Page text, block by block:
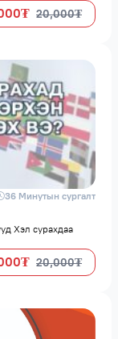
20,000₮
36 Минутын сургалт
Хэл сурахдаа
20,000₮